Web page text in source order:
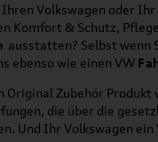
Ihren Volkswagen oder
Komfort & Schutz,
ausstatten? Selbst wenn
ebenso wie einen VW
Original Zubehör
die über die
Und Ihr Volkswagen